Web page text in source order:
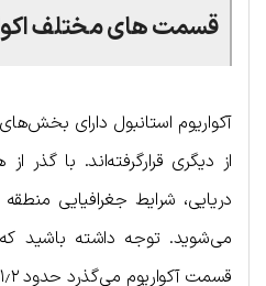
قسمت های مختلف
آکواریوم استانبول دارای
از دیگری قرارگرفته‌اند. با گذر
دریایی، شرایط جغرافیایی
می‌شوید. توجه داشته باشید